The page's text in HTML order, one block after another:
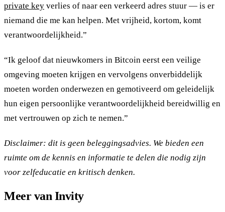
private key verlies of naar een verkeerd adres stuur — is er
niemand die me kan helpen. Met vrijheid, kortom, komt
verantwoordelijkheid.”
“Ik geloof dat nieuwkomers in Bitcoin eerst een veilige
omgeving moeten krijgen en vervolgens onverbiddelijk
moeten worden onderwezen en gemotiveerd om geleidelijk
hun eigen persoonlijke verantwoordelijkheid bereidwillig en
met vertrouwen op zich te nemen.”
Disclaimer: dit is geen beleggingsadvies. We bieden een
ruimte om de kennis en informatie te delen die nodig zijn
voor zelfeducatie en kritisch denken.
Meer van Invity